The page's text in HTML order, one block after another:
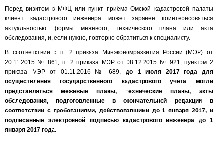
Перед визитом в МФЦ или пункт приёма Омской кадастровой палаты
клиент кадастрового инженера может заранее поинтересоваться
актуальностью формы межевого, технического плана или акта
обследования, и, если нужно, повторно обратиться к специалисту.
В соответствии с п. 2 приказа Минэкономразвития России (МЭР) от
20.11.2015 № 861, п. 2 приказа МЭР от 08.12.2015 № 921, пунктом 2
приказа МЭР от 01.11.2016 № 689,до 1 июля 2017 года для
осуществления государственного кадастрового учета могли
представляться межевые планы, технические планы, акты
обследования, подготовленные в окончательной редакции в
соответствии с требованиями, действовавшими до 1 января 2017, и
подписанные электронной подписью кадастрового инженера до 1
января 2017 года.